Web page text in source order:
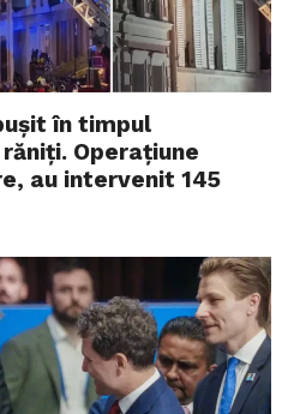
în timpul
Operațiune
au intervenit 145